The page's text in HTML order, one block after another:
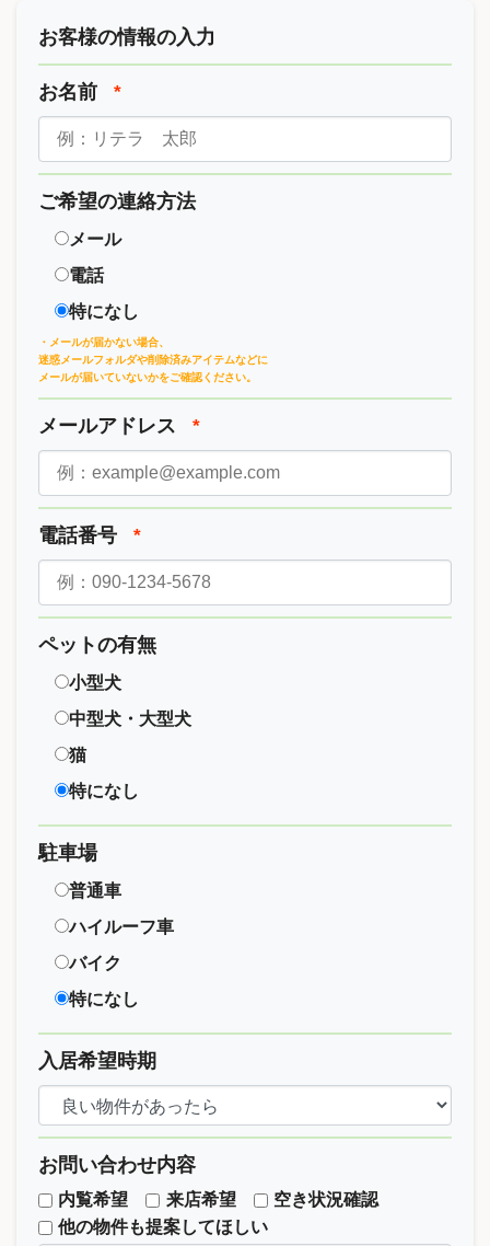
お客様の情報の入力
お名前 *
ご希望の連絡方法
メール
電話
特になし
・メールが届かない場合、
迷惑メールフォルダや削除済みアイテムなどに
メールが届いていないかをご確認ください。
メールアドレス *
電話番号 *
ペットの有無
小型犬
中型犬・大型犬
猫
特になし
駐車場
普通車
ハイルーフ車
バイク
特になし
入居希望時期
お問い合わせ内容
内覧希望 来店希望
空き状況確認
他の物件も提案してほしい